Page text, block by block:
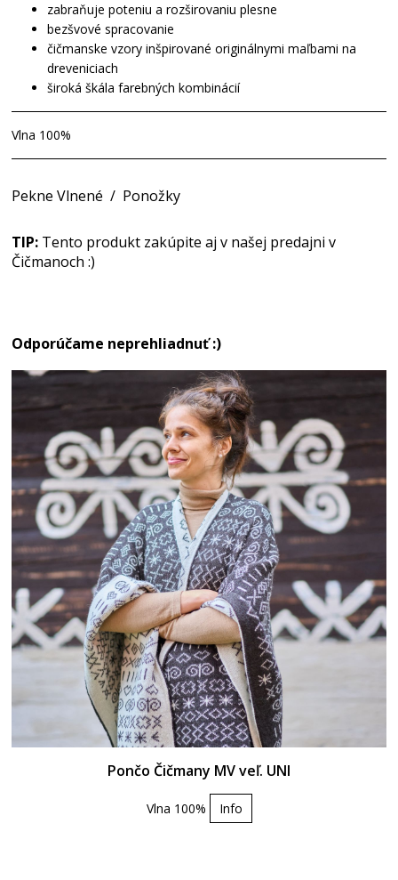
zabraňuje poteniu a rozširovaniu plesne
bezšvové spracovanie
čičmanske vzory inšpirované originálnymi maľbami na
dreveniciach
široká škála farebných kombinácií
Vlna 100%
Pekne Vlnené / Ponožky
TIP: Tento produkt zakúpite aj v našej predajni v
Čičmanoch :)
Odporúčame neprehliadnuť :)
Pončo Čičmany MV veľ. UNI
Vlna 100% Info